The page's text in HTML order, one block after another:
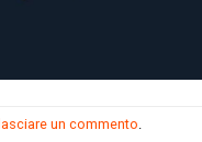
lasciare un commento